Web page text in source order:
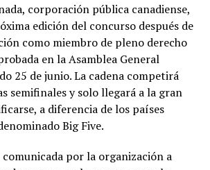
corporación pública canadiense,
edición del concurso después de
como miembro de pleno derecho
en la Asamblea General
25 de junio. La cadena competirá
semifinales y solo llegará a la gran
a diferencia de los países
Big Five.
por la organización a